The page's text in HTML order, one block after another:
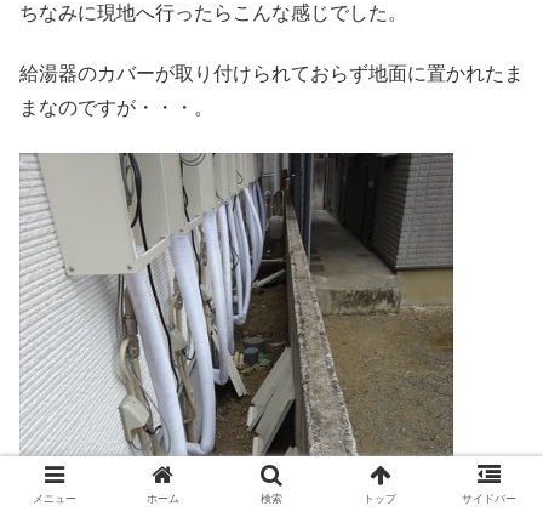
ちなみに現地へ行ったらこんな感じでした。
給湯器のカバーが取り付けられておらず地面に置かれたま
まなのですが・・・。
メニュー ホーム 検索 トップ サイドバー